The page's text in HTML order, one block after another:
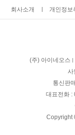
회사소개 개인정보
(주) 아이네오스
사
통신판
대표전화 :
Copyright